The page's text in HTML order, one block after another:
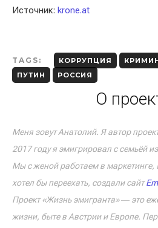
Источник: krone.at
TAGS: КОРРУПЦИЯ
ПУТИН
РОССИЯ
О
Меня зовут Анатолий. Я автор
2017 году я эмигрировал с семьёй
Мы с женой работаем в
хотел бы переехать, создали сайт
Проект «Жизнь эмигранта» ― это
жизни, быте в Австрии и Европе.